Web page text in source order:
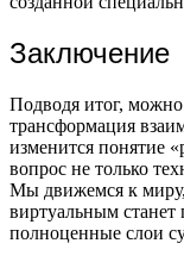
Заключение
Подводя итог, можно
трансформация
изменится понятие
вопрос не только
Мы движемся к
виртуальным станет
полноценные слои